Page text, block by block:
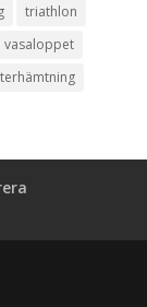
triathlon
vasaloppet